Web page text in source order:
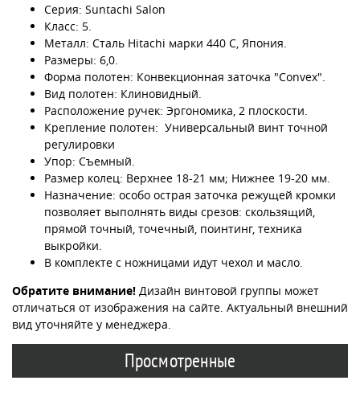
Серия: Suntachi Salon
Класс: 5.
Металл: Сталь Hitachi марки 440 C, Япония.
Размеры: 6,0.
Форма полотен: Конвекционная заточка "Convex".
Вид полотен: Клиновидный.
Расположение ручек: Эргономика, 2 плоскости.
Крепление полотен: Универсальный винт точной
регулировки
Упор: Съемный.
Размер колец: Верхнее 18-21 мм; Нижнее 19-20 мм.
Назначение: особо острая заточка режущей кромки
позволяет выполнять виды срезов: скользящий,
прямой точный, точечный, поинтинг, техника
выкройки.
В комплекте с ножницами идут чехол и масло.
Обратите внимание! Дизайн винтовой группы может
отличаться от изображения на сайте. Актуальный внешний
вид уточняйте у менеджера.
Просмотренные